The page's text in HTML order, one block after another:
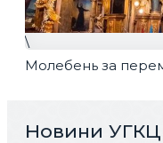
\
Молебень за
Новини УГКЦ